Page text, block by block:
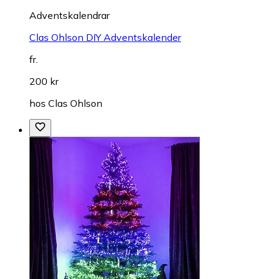
Adventskalendrar
Clas Ohlson DIY Adventskalender
fr.
200 kr
hos Clas Ohlson